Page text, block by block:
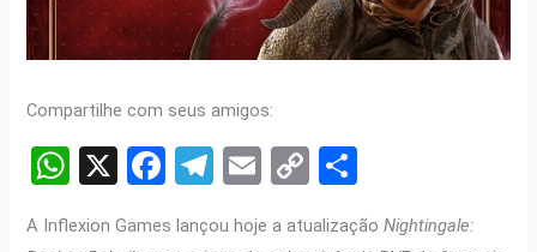
Compartilhe com seus amigos:
W
at
X
F
ce
T
e
E
ail
C
py ar
A Inflexion Games lançou hoje a atualização Nightingale: